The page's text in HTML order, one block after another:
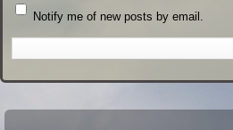
Notify me of new posts by email.